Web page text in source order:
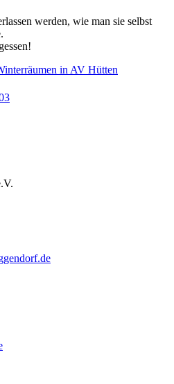
werden, wie man sie selbst
in AV Hütten